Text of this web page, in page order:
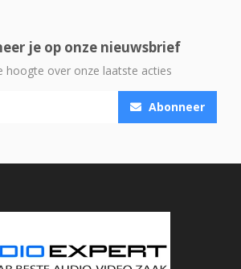
je op onze nieuwsbrief
hoogte over onze laatste acties
Abonneer